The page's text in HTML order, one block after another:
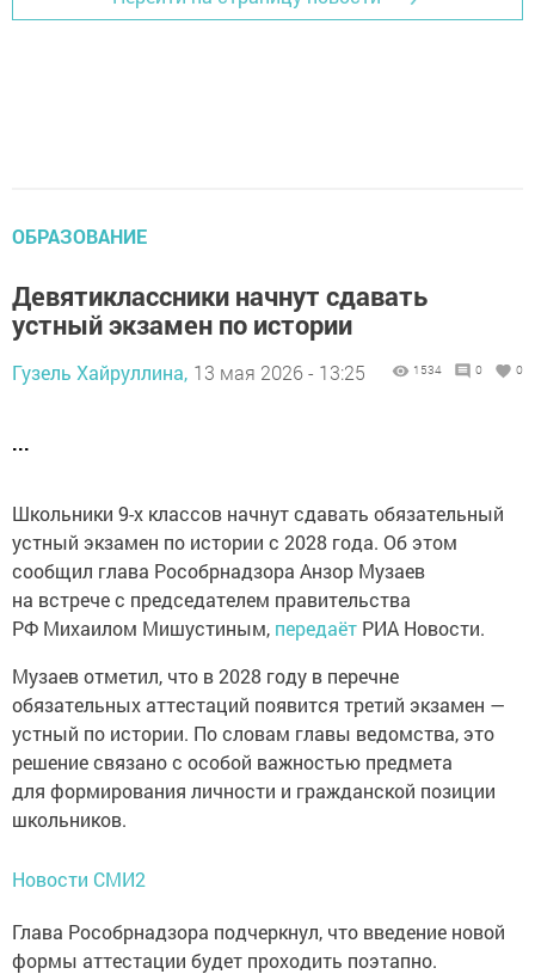
ОБРАЗОВАНИЕ
Девятиклассники начнут сдавать
устный экзамен по истории
Гузель Хайруллина, 13 мая 2026 - 13:25 1534 0 0
...
Школьники 9-х классов начнут сдавать обязательный
устный экзамен по истории с 2028 года. Об этом
сообщил глава Рособрнадзора Анзор Музаев
на встрече с председателем правительства
РФ Михаилом Мишустиным, передаёт РИА Новости.
Музаев отметил, что в 2028 году в перечне
обязательных аттестаций появится третий экзамен —
устный по истории. По словам главы ведомства, это
решение связано с особой важностью предмета
для формирования личности и гражданской позиции
школьников.
Новости СМИ2
Глава Рособрнадзора подчеркнул, что введение новой
формы аттестации будет проходить поэтапно.